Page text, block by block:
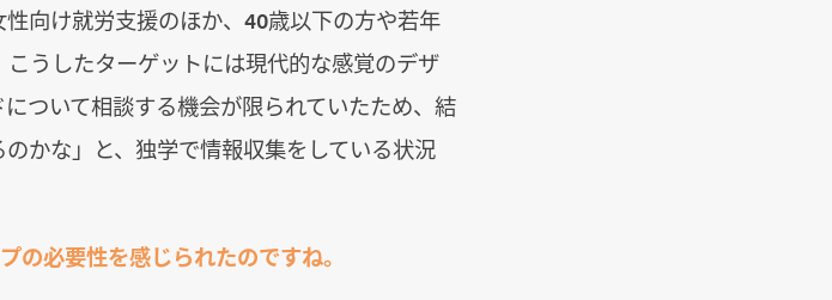
向け就労支援のほか、40歳以下の方や若年
うしたターゲットには現代的な感覚のデザ
ついて相談する機会が限られていたため、結
かな」と、独学で情報収集をしている状況
必要性を感じられたのですね。